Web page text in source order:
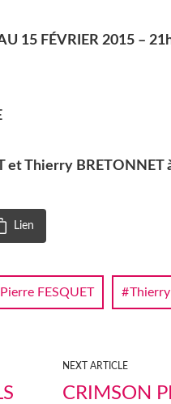
15 FÉVRIER 2015 –
Thierry BRETONNET
Lien
Pierre FESQUET
NEXT ARTICLE
CRIMSON